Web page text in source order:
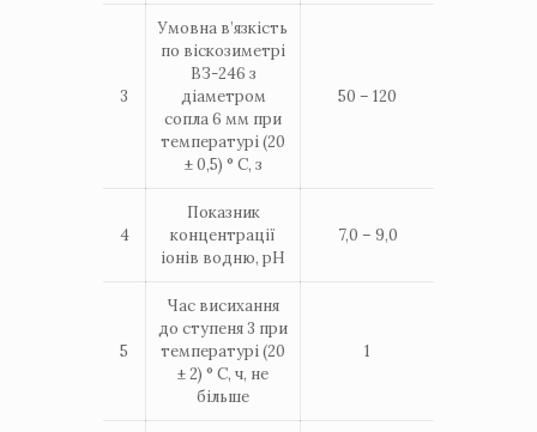
3
Умовна в’язкість
по віскозиметрі
ВЗ-246 з
діаметром
сопла 6 мм при
температурі (20
± 0,5) ° С, з
50 – 120
4
Показник
концентрації
іонів водню, рН
7,0 – 9,0
5
Час висихання
до ступеня 3 при
температурі (20
± 2) ° С, ч, не
більше
1